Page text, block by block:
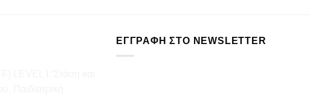
ΕΓΓΡΑΦΉ ΣΤΟ NEWSLETTER